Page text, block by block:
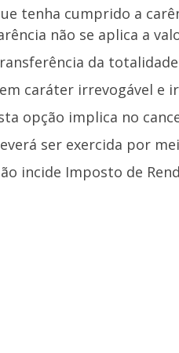
tenha cumprido a
não se aplica a
da
caráter irrevogável e
opção implica no
ser exercida por
incide Imposto de